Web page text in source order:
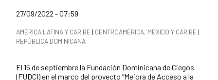
Date of publication of the news item
27/09/2022 - 07:59
News categories
AMÉRICA LATINA Y CARIBE | CENTROAMÉRICA, MÉXICO Y CARIBE |
REPÚBLICA DOMINICANA
El 15 de septiembre la Fundación Dominicana de Ciegos
(FUDCI) en el marco del proyecto “Mejora de Acceso a la